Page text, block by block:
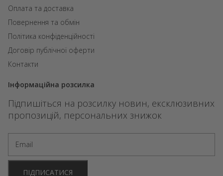
Оплата та доставка
Повернення та обмін
Політика конфіденційності
Договір публічної оферти
Контакти
Інформаційна розсилка
Підпишіться на розсилку новин, ексклюзивних
пропозицій, персональних знижок
ПІДПИСАТИСЯ